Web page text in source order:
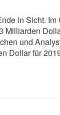
in Sicht. Im
Milliarden
und
Dollar für